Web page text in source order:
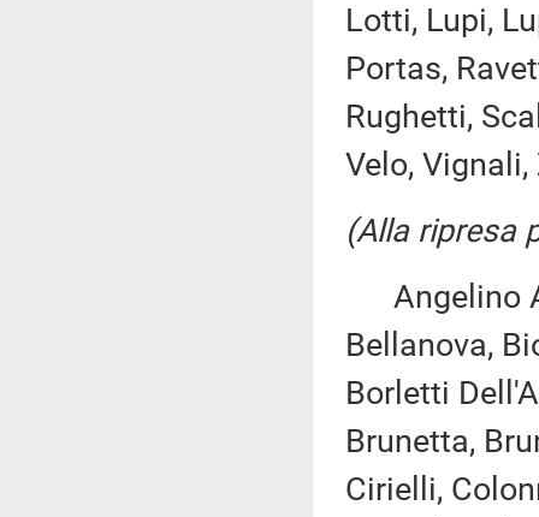
Lotti, Lupi,
Portas,
Rughetti,
Velo,
(Alla ripresa
Angelino
Bellanova,
Borletti
Brunetta,
Cirielli,